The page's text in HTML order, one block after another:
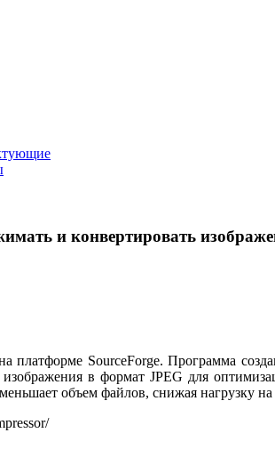
и конвертировать
платформе SourceForge. Программа
изображения в формат JPEG для
объем файлов, снижая нагрузку на